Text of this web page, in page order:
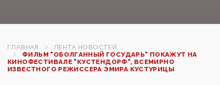
ГЛАВНАЯ
ЛЕНТА НОВОСТЕЙ
ФИЛЬМ "ОБОЛГАННЫЙ ГОСУДАРЬ" ПОКАЖУТ НА
КИНОФЕСТИВАЛЕ "КУСТЕНДОРФ", ВСЕМИРНО
ИЗВЕСТНОГО РЕЖИССЕРА ЭМИРА КУСТУРИЦЫ